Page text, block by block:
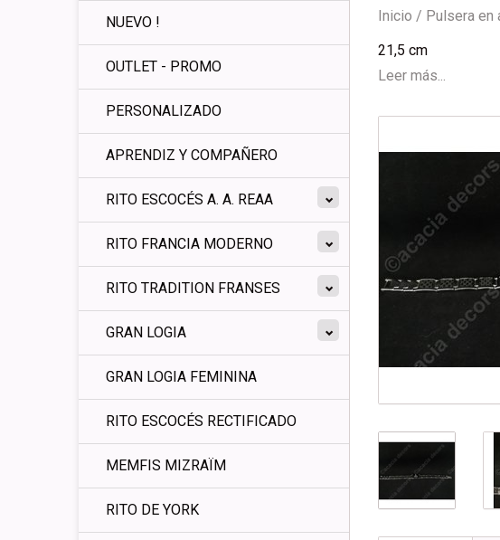
NUEVO !
OUTLET - PROMO
PERSONALIZADO
APRENDIZ Y COMPAÑERO
RITO ESCOCÉS A. A. REAA
RITO FRANCIA MODERNO
RITO TRADITION FRANSES
GRAN LOGIA
GRAN LOGIA FEMININA
RITO ESCOCÉS RECTIFICADO
MEMFIS MIZRAÏM
RITO DE YORK
Inicio / Pulsera en
21,5 cm
Leer más...